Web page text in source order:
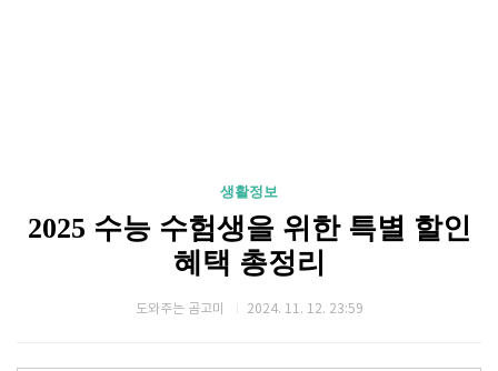
생활정보
2025 수능 수험생을 위한 특별 할인
혜택 총정리
도와주는 곰고미 2024. 11. 12. 23:59